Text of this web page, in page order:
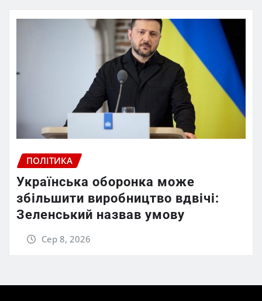
ПОЛІТИКА
Українська оборонка може
збільшити виробництво вдвічі:
Зеленський назвав умову
Сер 8, 2026